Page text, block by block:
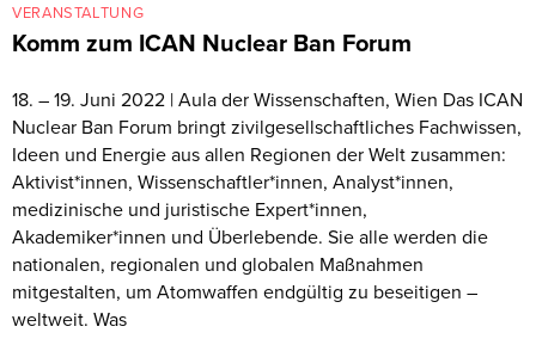
VERANSTALTUNG
Komm zum ICAN Nuclear Ban Forum
18. – 19. Juni 2022 | Aula der Wissenschaften, Wien Das ICAN
Nuclear Ban Forum bringt zivilgesellschaftliches Fachwissen,
Ideen und Energie aus allen Regionen der Welt zusammen:
Aktivist*innen, Wissenschaftler*innen, Analyst*innen,
medizinische und juristische Expert*innen,
Akademiker*innen und Überlebende. Sie alle werden die
nationalen, regionalen und globalen Maßnahmen
mitgestalten, um Atomwaffen endgültig zu beseitigen –
weltweit. Was